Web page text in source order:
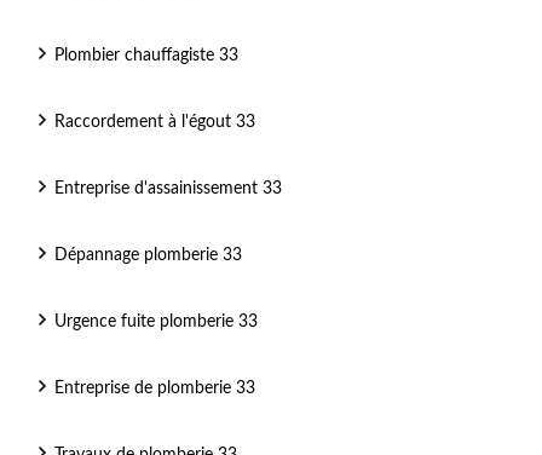
Plombier chauffagiste 33
Raccordement à l'égout 33
Entreprise d'assainissement 33
Dépannage plomberie 33
Urgence fuite plomberie 33
Entreprise de plomberie 33